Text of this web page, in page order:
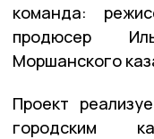
команда:
продюсер
Моршанского
Проект
городским